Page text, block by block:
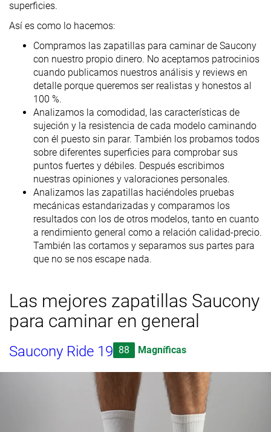
superficies.
Así es como lo hacemos:
Compramos las zapatillas para caminar de Saucony
con nuestro propio dinero. No aceptamos patrocinios
cuando publicamos nuestros análisis y reviews en
detalle porque queremos ser realistas y honestos al
100 %.
Analizamos la comodidad, las características de
sujeción y la resistencia de cada modelo caminando
con él puesto sin parar. También los probamos todos
sobre diferentes superficies para comprobar sus
puntos fuertes y débiles. Después escribimos
nuestras opiniones y valoraciones personales.
Analizamos las zapatillas haciéndoles pruebas
mecánicas estandarizadas y comparamos los
resultados con los de otros modelos, tanto en cuanto
a rendimiento general como a relación calidad-precio.
También las cortamos y separamos sus partes para
que no se nos escape nada.
Las mejores zapatillas Saucony
para caminar en general
Saucony Ride 19 88 Magníficas